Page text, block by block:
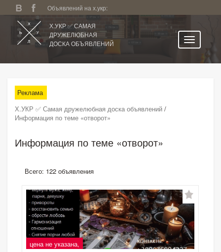
Объявлений на х.укр:
Х.УКР ✅ САМАЯ
ДРУЖЕЛЮБНАЯ
ДОСКА ОБЪЯВЛЕНИЙ
Все регионы
Категории
Избранное
Поиск по сайту
Реклама
Х.УКР ✅ Самая дружелюбная доска объявлений /
Информация по теме «отворот»
Информация по теме «отворот»
Всего: 122 объявления
цена не указана,